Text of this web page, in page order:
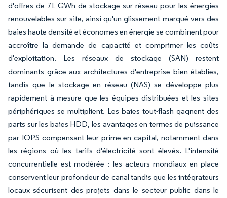
d'offres de 71 GWh de stockage sur réseau pour les énergies
renouvelables sur site, ainsi qu'un glissement marqué vers des
baies haute densité et économes en énergie se combinent pour
accroître la demande de capacité et comprimer les coûts
d'exploitation. Les réseaux de stockage (SAN) restent
dominants grâce aux architectures d'entreprise bien établies,
tandis que le stockage en réseau (NAS) se développe plus
rapidement à mesure que les équipes distribuées et les sites
périphériques se multiplient. Les baies tout-flash gagnent des
parts sur les baies HDD, les avantages en termes de puissance
par IOPS compensant leur prime en capital, notamment dans
les régions où les tarifs d'électricité sont élevés. L'intensité
concurrentielle est modérée : les acteurs mondiaux en place
conservent leur profondeur de canal tandis que les intégrateurs
locaux sécurisent des projets dans le secteur public dans le